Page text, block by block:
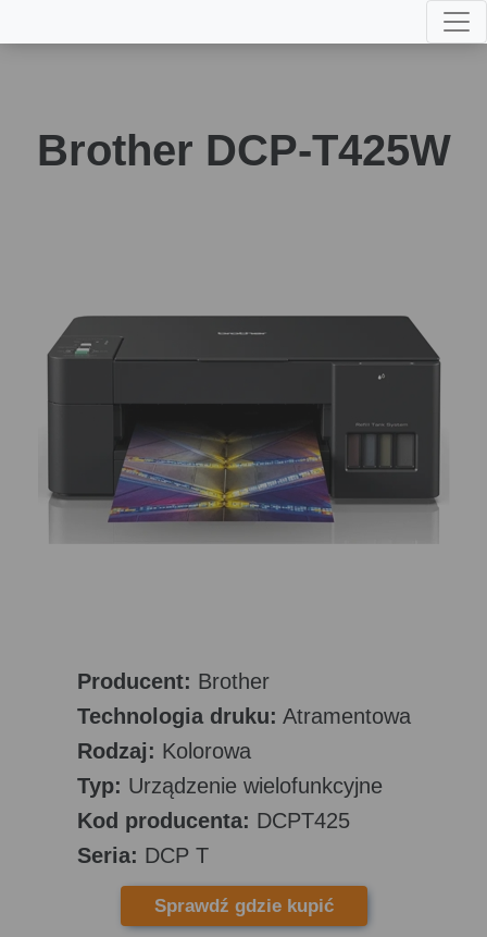
Brother DCP-T425W
Producent: Brother
Technologia druku: Atramentowa
Rodzaj: Kolorowa
Typ: Urządzenie wielofunkcyjne
Kod producenta: DCPT425
Seria: DCP T
Sprawdź gdzie kupić